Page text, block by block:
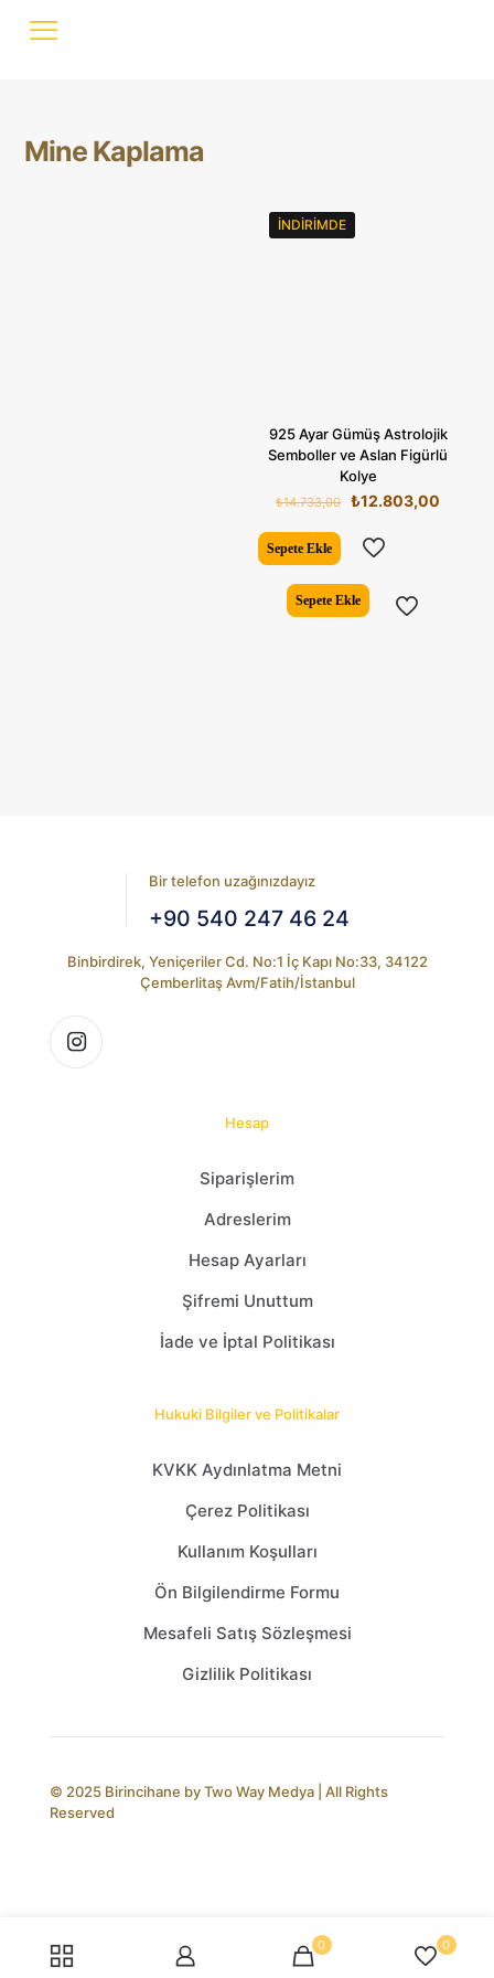
Mine Kaplama
İNDIRIMDE
925 Ayar Gümüş Astrolojik
Semboller ve Aslan Figürlü
Kolye
₺14.733,00
Orijinal
₺14.733,00.
₺12.803,00
Sepete Ekle
Sepete Ekle
Bir telefon uzağınızdayız
+90 540 247 46 24
Binbirdirek, Yeniçeriler Cd. No:1 İç Kapı No:33, 34122
Çemberlitaş Avm/Fatih/İstanbul
Hesap
Siparişlerim
Adreslerim
Hesap Ayarları
Şifremi Unuttum
İade ve İptal Politikası
Hukuki Bilgiler ve Politikalar
KVKK Aydınlatma Metni
Çerez Politikası
Kullanım Koşulları
Ön Bilgilendirme Formu
Mesafeli Satış Sözleşmesi
Gizlilik Politikası
© 2025 Birincihane byTwo Way Medya | All Rights
Reserved
0 0